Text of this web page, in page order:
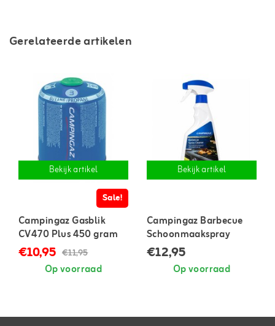
Gerelateerde artikelen
Bekijk artikel
Sale!
Campingaz Gasblik
CV470 Plus 450 gram
€10,95 €11,95
Op voorraad
Bekijk artikel
Campingaz Barbecue
Schoonmaakspray
€12,95
Op voorraad